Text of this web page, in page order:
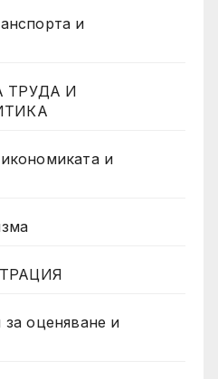
и
ТРУДА И
и
оценяване и